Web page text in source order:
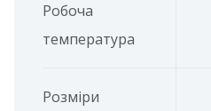
Робоча
температура
Розміри